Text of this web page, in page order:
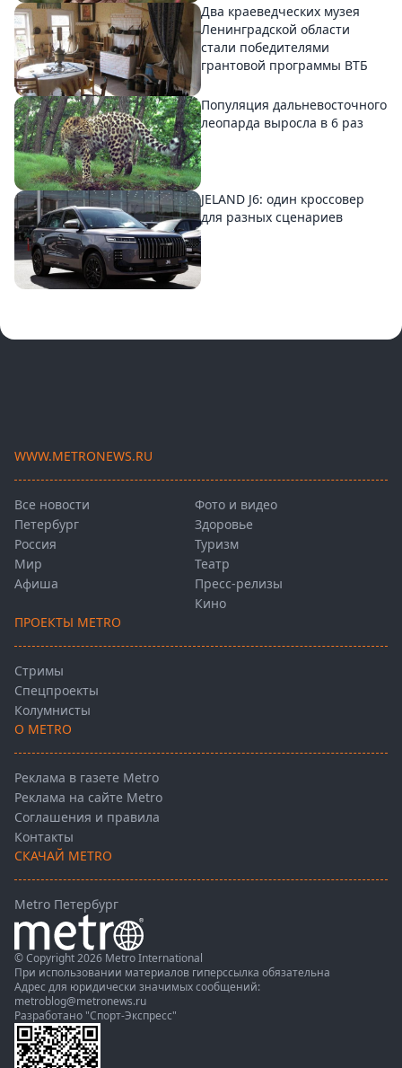
Два краеведческих музея
Ленинградской области
стали победителями
грантовой программы ВТБ
Популяция дальневосточного
леопарда выросла в 6 раз
JELAND J6: один кроссовер
для разных сценариев
WWW.METRONEWS.RU
Все новости
Петербург
Россия
Мир
Афиша
Фото и видео
Здоровье
Туризм
Театр
Пресс-релизы
Кино
ПРОЕКТЫ METRO
Стримы
Спецпроекты
Колумнисты
О METRO
Реклама в газете Metro
Реклама на сайте Metro
Соглашения и правила
Контакты
СКАЧАЙ METRO
Metro Петербург
© Copyright 2026 Metro International
При использовании материалов гиперссылка обязательна
Адрес для юридически значимых сообщений:
metroblog@metronews.ru
Разработано "Спорт-Экспресс"